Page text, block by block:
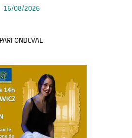
16/08/2026
PARFONDEVAL